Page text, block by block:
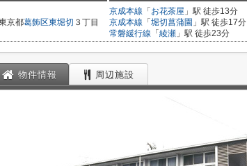
京都葛飾区東堀切 ３丁目
京成本線 「 お花茶屋 」駅 徒歩13分
京成本線 「 堀切菖蒲園 」駅 徒歩17分
常磐緩行線 「 綾瀬 」駅 徒歩23分
物件情報 周辺施設